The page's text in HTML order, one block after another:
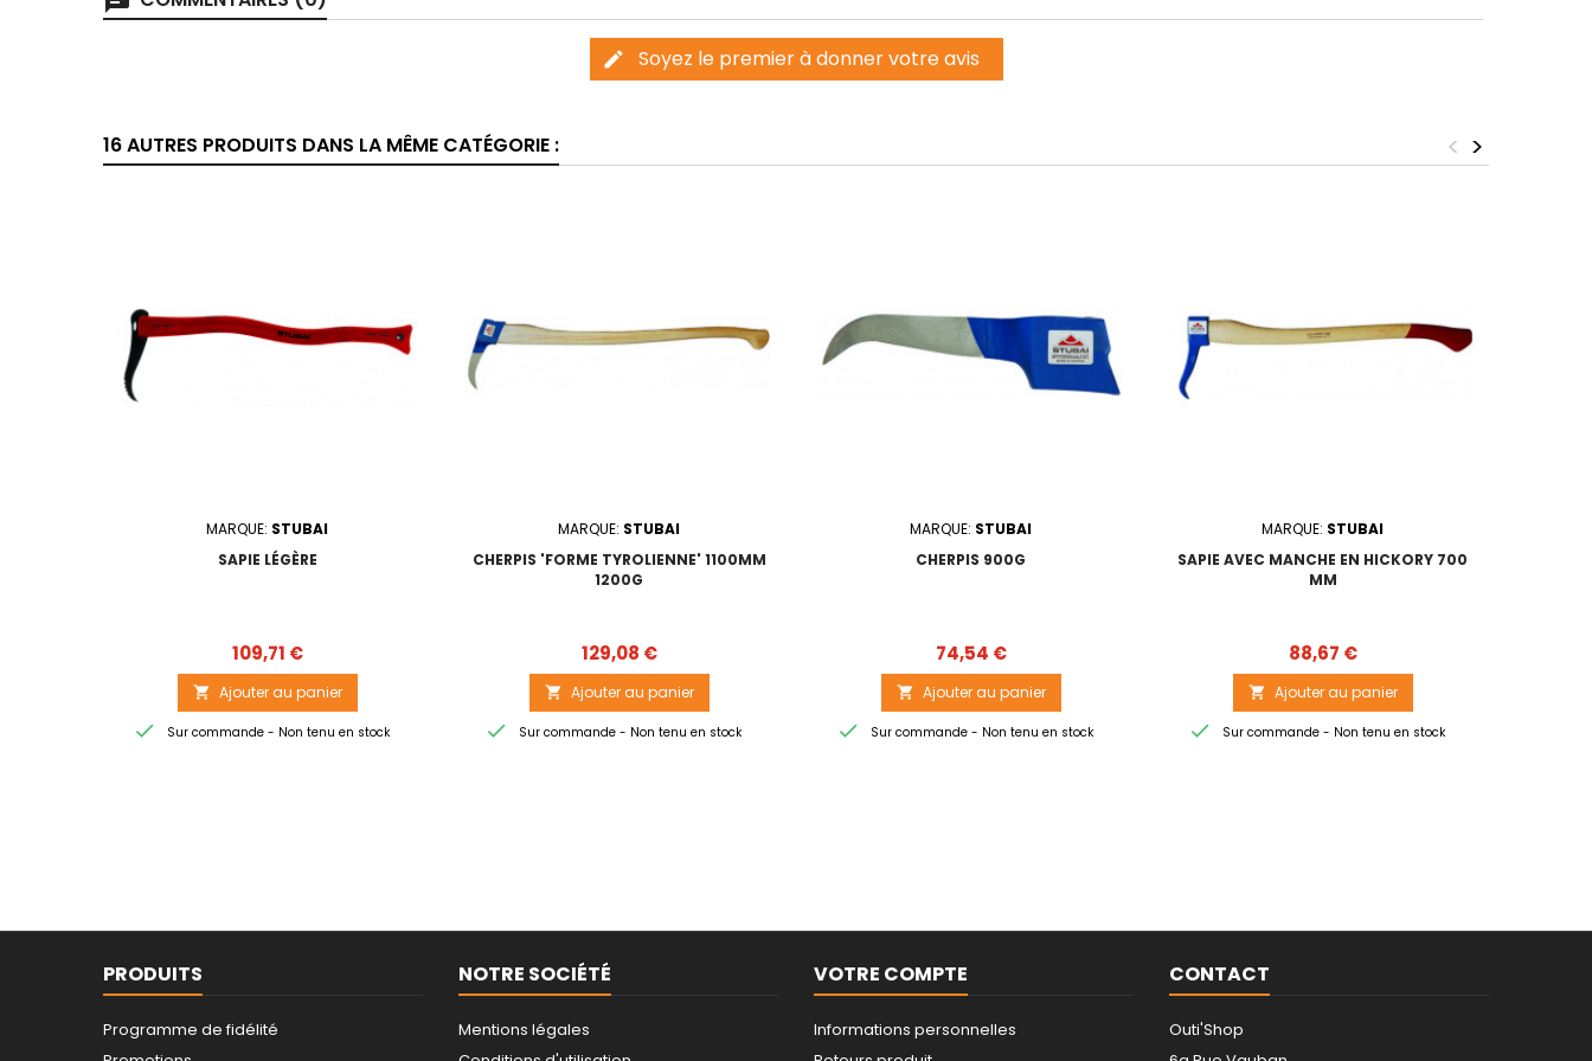
edit Soyez le premier à donner votre avis
16 AUTRES PRODUITS DANS LA MÊME CATÉGORIE : >
<
MARQUE: STUBAI
SAPIE LÉGÈRE
Prix
109,71 €
 Ajouter au panier
 Sur commande - Non tenu en stock
MARQUE: STUBAI
CHERPIS 'FORME TYROLIENNE' 1100MM
1200G
Prix
129,08 €
 Ajouter au panier
 Sur commande - Non tenu en stock
MARQUE: STUBAI
CHERPIS 900G
Prix
74,54 €
 Ajouter au panier
 Sur commande - Non tenu en stock
MARQUE: STUBAI
SAPIE AVEC MANCHE EN HICKORY 700
MM
Prix
88,67 €
 Ajouter au panier
 Sur commande - Non tenu en stock
PRODUITS
Programme de fidélité
NOTRE SOCIÉTÉ
Mentions légales
VOTRE COMPTE
Informations personnelles
CONTACT
Outi'Shop